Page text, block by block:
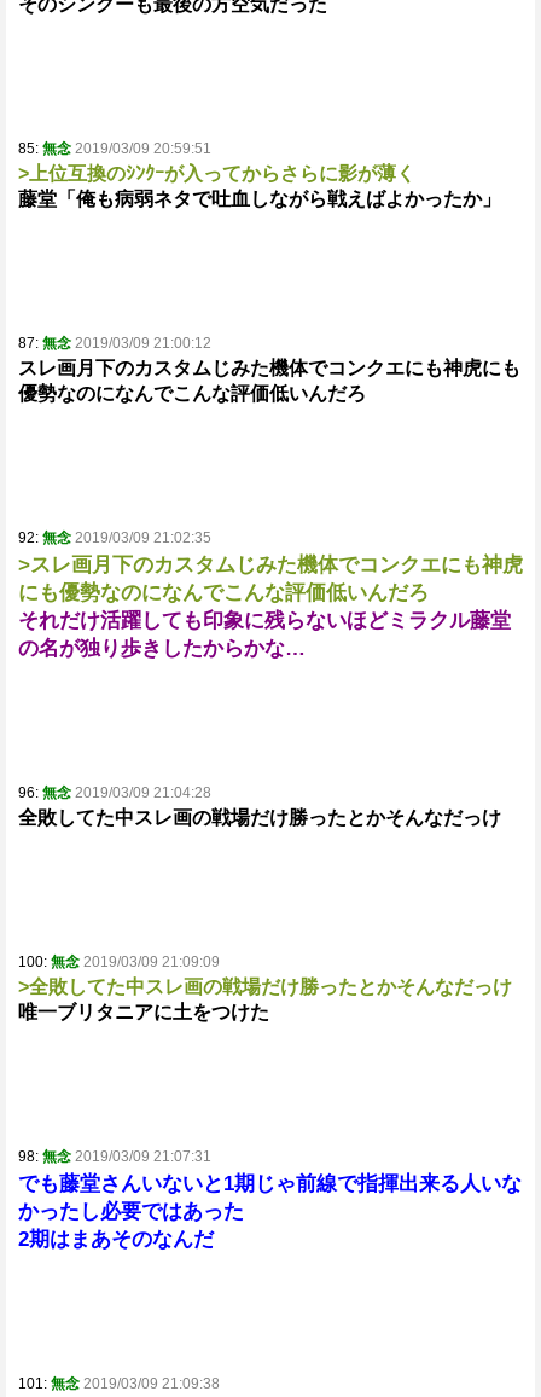
そのシンクーも最後の方空気だった
85: 無念 2019/03/09 20:59:51
>上位互換のｼﾝｸｰが入ってからさらに影が薄く
藤堂「俺も病弱ネタで吐血しながら戦えばよかったか」
87: 無念 2019/03/09 21:00:12
スレ画月下のカスタムじみた機体でコンクエにも神虎にも
優勢なのになんでこんな評価低いんだろ
92: 無念 2019/03/09 21:02:35
>スレ画月下のカスタムじみた機体でコンクエにも神虎
にも優勢なのになんでこんな評価低いんだろ
それだけ活躍しても印象に残らないほどミラクル藤堂
の名が独り歩きしたからかな…
96: 無念 2019/03/09 21:04:28
全敗してた中スレ画の戦場だけ勝ったとかそんなだっけ
100: 無念 2019/03/09 21:09:09
>全敗してた中スレ画の戦場だけ勝ったとかそんなだっけ
唯一ブリタニアに土をつけた
98: 無念 2019/03/09 21:07:31
でも藤堂さんいないと1期じゃ前線で指揮出来る人いな
かったし必要ではあった
2期はまあそのなんだ
101: 無念 2019/03/09 21:09:38